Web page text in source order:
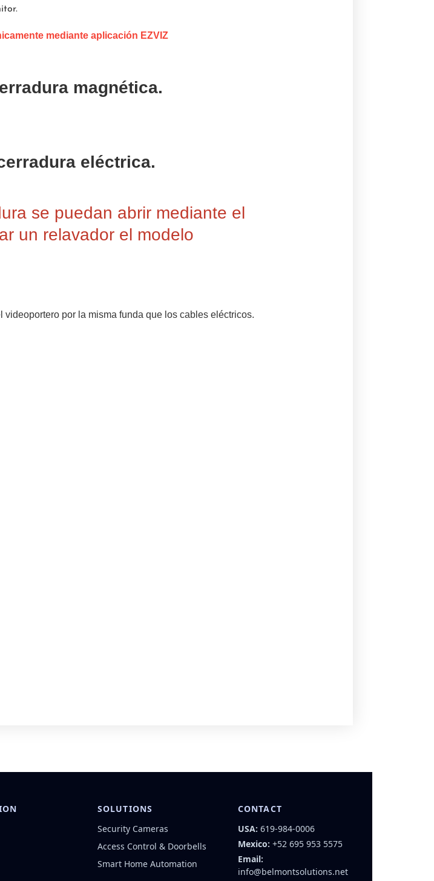
mediante aplicación EZVIZ
magnética.
eléctrica.
se puedan abrir mediante el
un relavador el modelo
por la misma funda que los cables eléctricos.
SOLUTIONS
Security Cameras
Access Control & Doorbells
Smart Home Automation
CONTACT
USA: 619-984-0006
Mexico: +52 695 953 5575
Email:
info@belmontsolutions.net